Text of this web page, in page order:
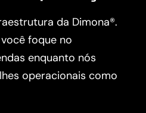
da Dimona®.
foque no
enquanto nós
operacionais como